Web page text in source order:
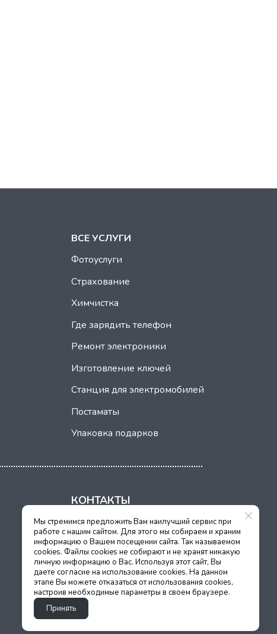
ВСЕ УСЛУГИ
Фотоуслуги
Страхование
Химчистка
Где зарядить телефон
Ремонт электроники
Изготовление ключей
Станция для электромобилей
Постаматы
Упаковка подарков
КОНТАКТЫ
г. Казань, Кулахметова, 28
+7 (843) 204 90 20
НАПИСАТЬ НАМ
Мы стремимся предложить Вам наилучший сервис при
работе с нашим сайтом. Для этого мы собираем и храним
информацию о Вашем посещении сайта. Так называемом
cookies. Файлы cookies не собирают и не хранят никакую
личную информацию о Вас. Используя этот сайт, Вы
даете согласие на использование cookies. На данном
этапе Вы можете отказаться от использования cookies,
настроив необходимые параметры в своем браузере.
Принять